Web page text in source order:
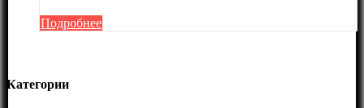
Подробнее
Категории